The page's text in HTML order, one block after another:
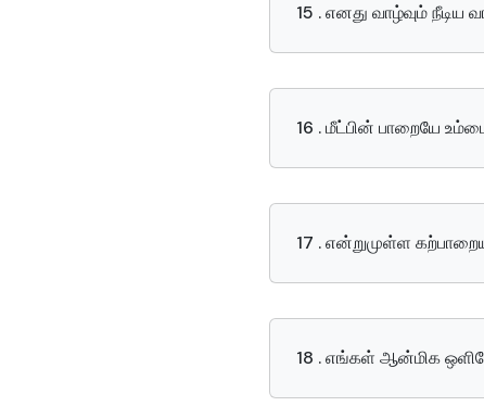
15 . எனது வாழ்வும் நீடிய
16 . மீட்பின் பாறையே
17 . என்றுமுள்ள
18 . எங்கள் ஆன்மிக